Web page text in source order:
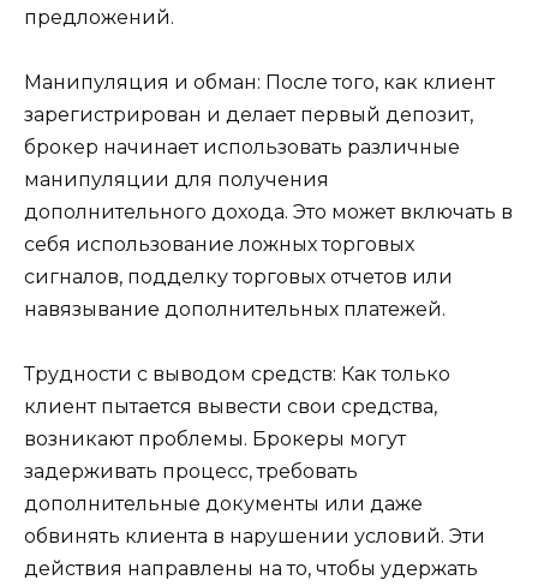
предложений.
Манипуляция и обман: После того, как клиент
зарегистрирован и делает первый депозит,
брокер начинает использовать различные
манипуляции для получения
дополнительного дохода. Это может включать в
себя использование ложных торговых
сигналов, подделку торговых отчетов или
навязывание дополнительных платежей.
Трудности с выводом средств: Как только
клиент пытается вывести свои средства,
возникают проблемы. Брокеры могут
задерживать процесс, требовать
дополнительные документы или даже
обвинять клиента в нарушении условий. Эти
действия направлены на то, чтобы удержать